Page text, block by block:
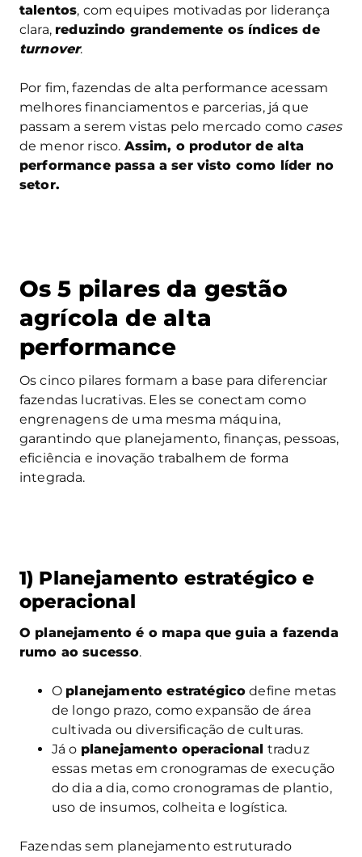
talentos, com equipes motivadas por liderança
clara, reduzindo grandemente os índices de
turnover.
Por fim, fazendas de alta performance acessam
melhores financiamentos e parcerias, já que
passam a serem vistas pelo mercado como cases
de menor risco. Assim, o produtor de alta
performance passa a ser visto como líder no
setor.
Os 5 pilares da gestão
agrícola de alta
performance
Os cinco pilares formam a base para diferenciar
fazendas lucrativas. Eles se conectam como
engrenagens de uma mesma máquina,
garantindo que planejamento, finanças, pessoas,
eficiência e inovação trabalhem de forma
integrada.
1) Planejamento estratégico e
operacional
O planejamento é o mapa que guia a fazenda
rumo ao sucesso.
O planejamento estratégico define metas
de longo prazo, como expansão de área
cultivada ou diversificação de culturas.
Já o planejamento operacional traduz
essas metas em cronogramas de execução
do dia a dia, como cronogramas de plantio,
uso de insumos, colheita e logística.
Fazendas sem planejamento estruturado